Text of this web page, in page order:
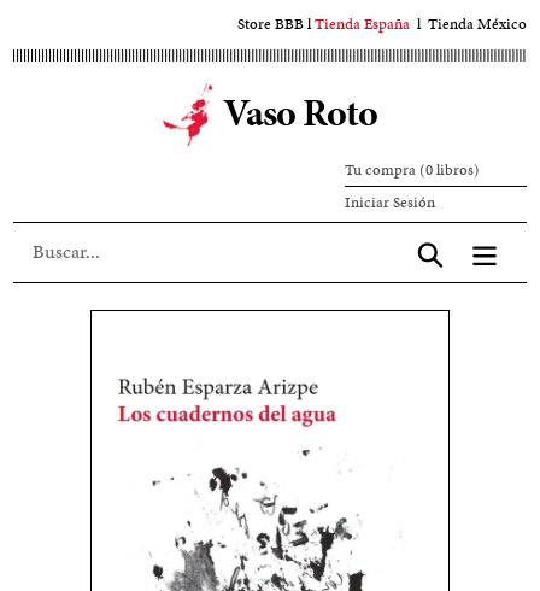
al
Store BBBlTienda España l Tienda México
Vaso Roto
Tu compra (0 libros)
Iniciar SesiónIniciar
sesión
Aceptar